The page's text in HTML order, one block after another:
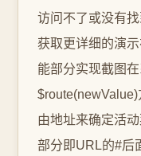
访问不了或没有
获取更详细的演
能部分实现截图
由地址来确定活
部分即URL的#后